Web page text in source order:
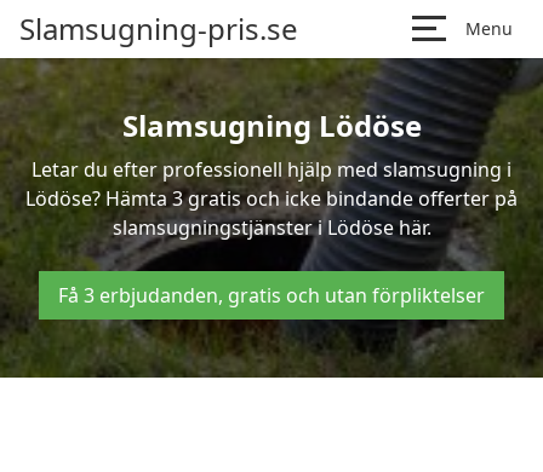
Slamsugning-pris.se Menu
Slamsugning Lödöse
Letar du efter professionell hjälp med slamsugning i
Lödöse? Hämta 3 gratis och icke bindande offerter på
slamsugningstjänster i Lödöse här.
Få 3 erbjudanden, gratis och utan förpliktelser